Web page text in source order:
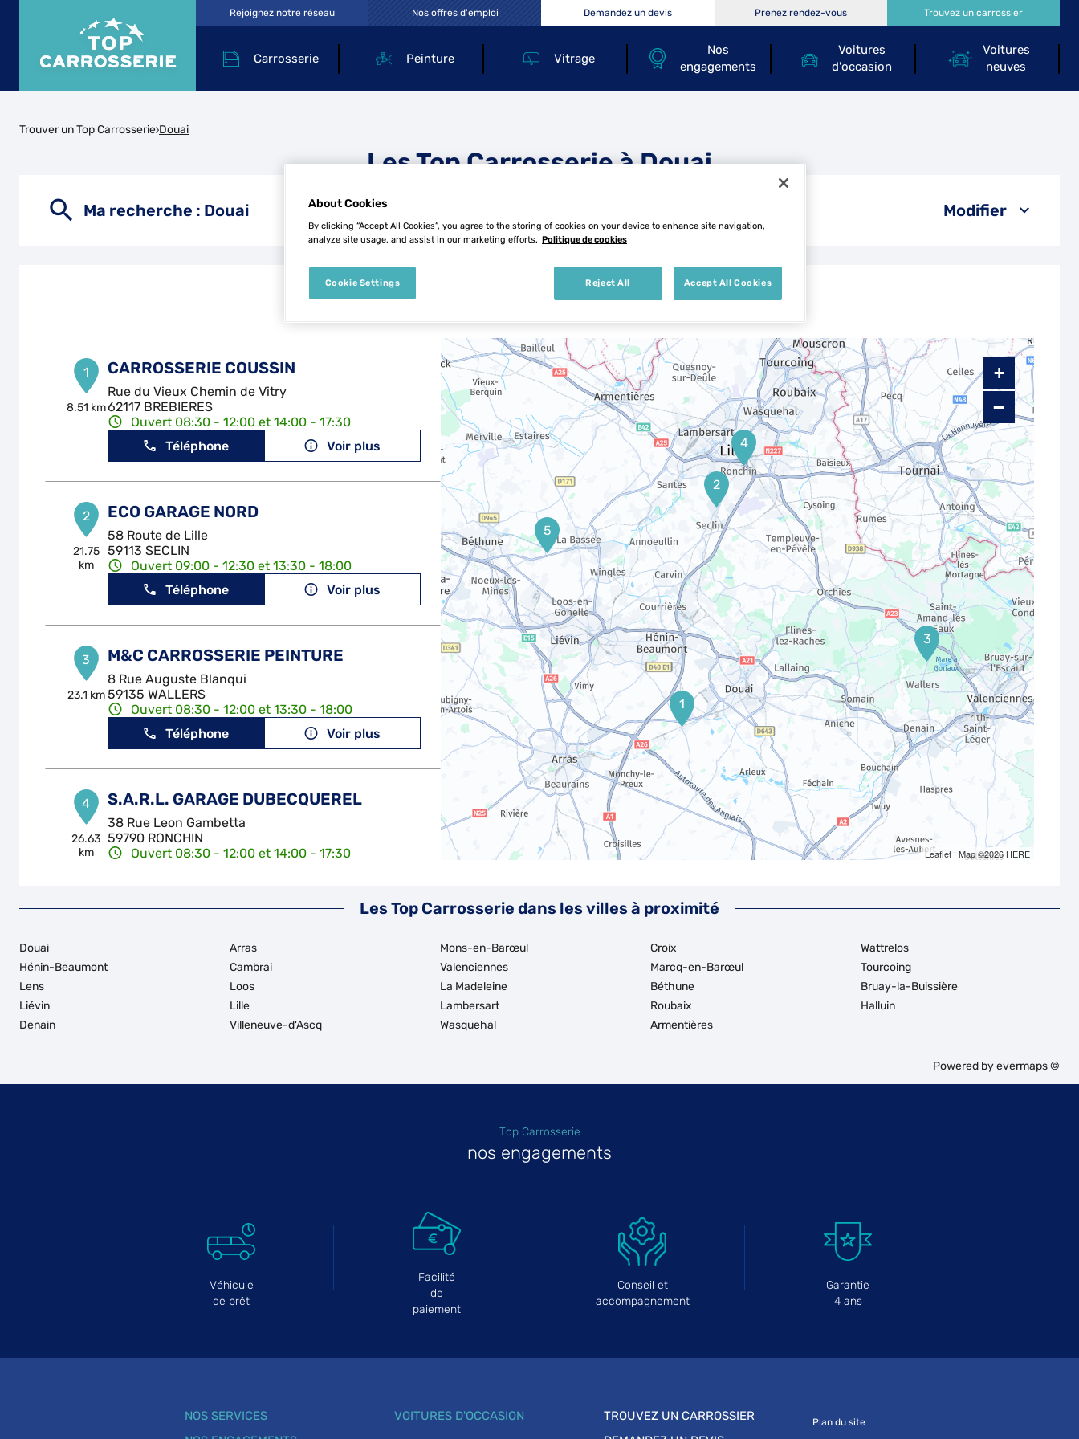
Carrosserie Peinture Vitrage
Nos
engagements
Voitures
d'occasion
Voitures
neuves
Rejoignez notre réseau Nos offres d'emploi Demandez un devis Prenez rendez-vous Trouvez un carrossier
Trouver un Top Carrosserie Douai
Les Top Carrosserie à Douai
Ma recherche : Douai Modifier
5 Top Carrosserie à Douai
1
8.51 km
CARROSSERIE COUSSIN
Rue du Vieux Chemin de Vitry
62117 BREBIERES
Ouvert 08:30 - 12:00 et 14:00 - 17:30
Téléphone
Voir plus
2
21.75
km
ECO GARAGE NORD
58 Route de Lille
59113 SECLIN
Ouvert 09:00 - 12:30 et 13:30 - 18:00
Téléphone
Voir plus
3
23.1 km
M&C CARROSSERIE PEINTURE
8 Rue Auguste Blanqui
59135 WALLERS
Ouvert 08:30 - 12:00 et 13:30 - 18:00
Téléphone
Voir plus
4
26.63
km
S.A.R.L. GARAGE DUBECQUEREL
38 Rue Leon Gambetta
59790 RONCHIN
Ouvert 08:30 - 12:00 et 14:00 - 17:30
15 Route Nationale
5
3
1
4
2
+
−
Leaflet| Map ©2026 HERE
Les Top Carrosserie dans les villes à proximité
Douai
Hénin-Beaumont
Lens
Liévin
Denain
Arras
Cambrai
Loos
Lille
Villeneuve-d'Ascq
Mons-en-Barœul
Valenciennes
La Madeleine
Lambersart
Wasquehal
Croix
Marcq-en-Barœul
Béthune
Roubaix
Armentières
Wattrelos
Tourcoing
Bruay-la-Buissière
Halluin
Powered byevermaps ©
Top Carrosserie
nos engagements
Véhicule
de prêt
Facilité
de
paiement
Conseil et
accompagnement
Garantie
4 ans
NOS SERVICES
VOITURES D'OCCASION
TROUVEZ UN CARROSSIER
Plan du site
About Cookies
By clicking “Accept All Cookies”, you agree to the storing of cookies on your device to enhance site navigation,
analyze site usage, and assist in our marketing efforts. Politique de cookies
Reject All Accept All Cookies
Cookie Settings